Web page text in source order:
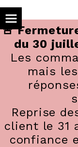
🚨
du 30
Les
mais
Reprise
client le 31
confiance